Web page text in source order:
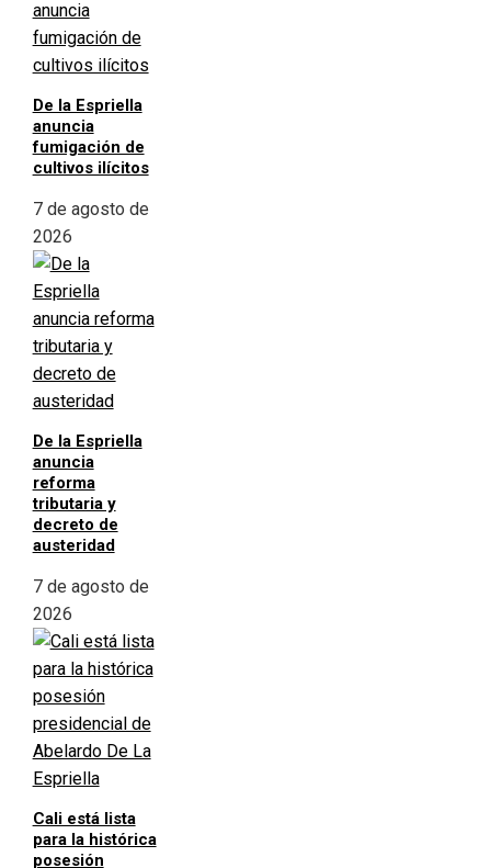
De la Espriella
anuncia
fumigación de
cultivos ilícitos
7 de agosto de
2026
De la Espriella
anuncia
reforma
tributaria y
decreto de
austeridad
7 de agosto de
2026
Cali está lista
para la histórica
posesión